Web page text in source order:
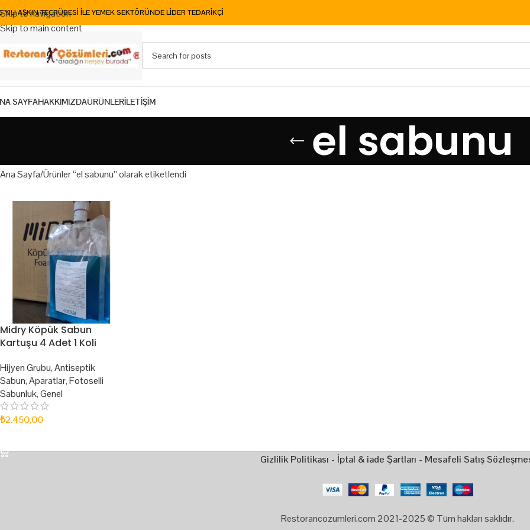
Skip to navigation
Skip to main content
YILI AŞKIN TECRÜBESİ İLE YEMEK SEKTÖRÜNDE LİDER TEDARİKÇİ
SAYFAHAKKIMIZDAÜRÜNLERİLETİŞİM
el sabunu
Ana Sayfa Ürünler “el sabunu” olarak etiketlendi
Midry Köpük Sabun
Kartuşu 4 Adet 1 Koli
Hijyen Grubu,Antiseptik
Sabun,Aparatlar,Fotoselli
Sabunluk,Genel
₺2.450,00
Gizlilik Politikası - İptal & iade Şartları - Mesafeli Satış
Restorancozumleri.com 2021-2025 © Tüm hakları saklıdır.